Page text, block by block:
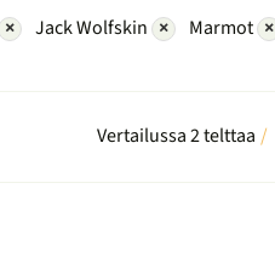
× Jack Wolfskin × Marmot ×
Vertailussa 2 telttaa